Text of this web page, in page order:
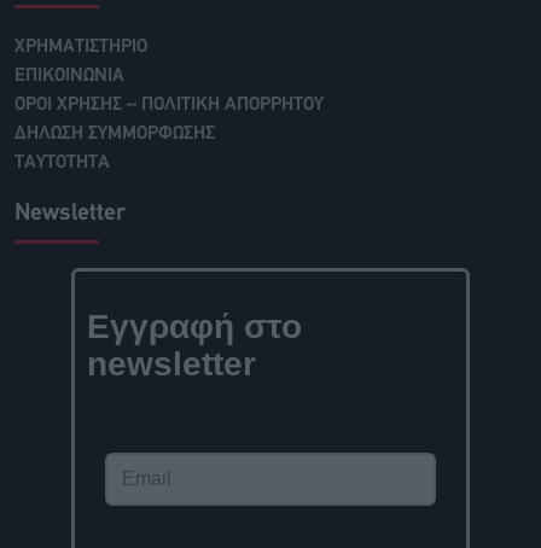
ΧΡΗΜΑΤΙΣΤΗΡΙΟ
ΕΠΙΚΟΙΝΩΝΙΑ
ΟΡΟΙ ΧΡΗΣΗΣ – ΠΟΛΙΤΙΚΗ ΑΠΟΡΡΗΤΟΥ
ΔΗΛΩΣΗ ΣΥΜΜΟΡΦΩΣΗΣ
ΤΑΥΤΟΤΗΤΑ
Newsletter
Εγγραφή στο
newsletter